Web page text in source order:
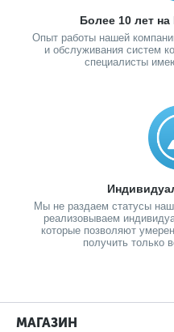
Более 10 лет
Опыт работы нашей
и обслуживания систем
специалисты
Мы не раздаем статусы
реализовываем
которые позволяют
получить только
МАГАЗИН